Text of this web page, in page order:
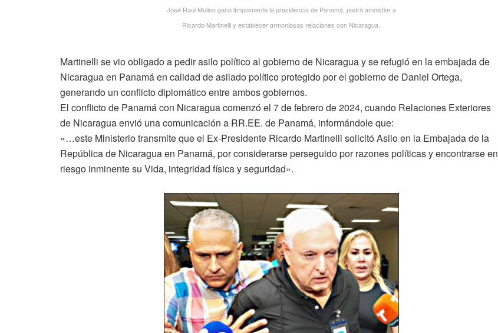
José Raúl Mulino ganó límpiamente la presidencia de Panamá, podrá amnistiar a
Ricardo Martinelli y establecer armoniosas relaciones con Nicaragua.
Martinelli se vio obligado a pedir asilo político al gobierno de Nicaragua y se refugió en la embajada de
Nicaragua en Panamá en calidad de asilado político protegido por el gobierno de Daniel Ortega,
generando un conflicto diplomático entre ambos gobiernos.
El conflicto de Panamá con Nicaragua comenzó el 7 de febrero de 2024, cuando Relaciones Exteriores
de Nicaragua envió una comunicación a RR.EE. de Panamá, informándole que:
«…este Ministerio transmite que el Ex-Presidente Ricardo Martinelli solicitó Asilo en la Embajada de la
República de Nicaragua en Panamá, por considerarse perseguido por razones políticas y encontrarse en
riesgo inminente su Vida, integridad física y seguridad».